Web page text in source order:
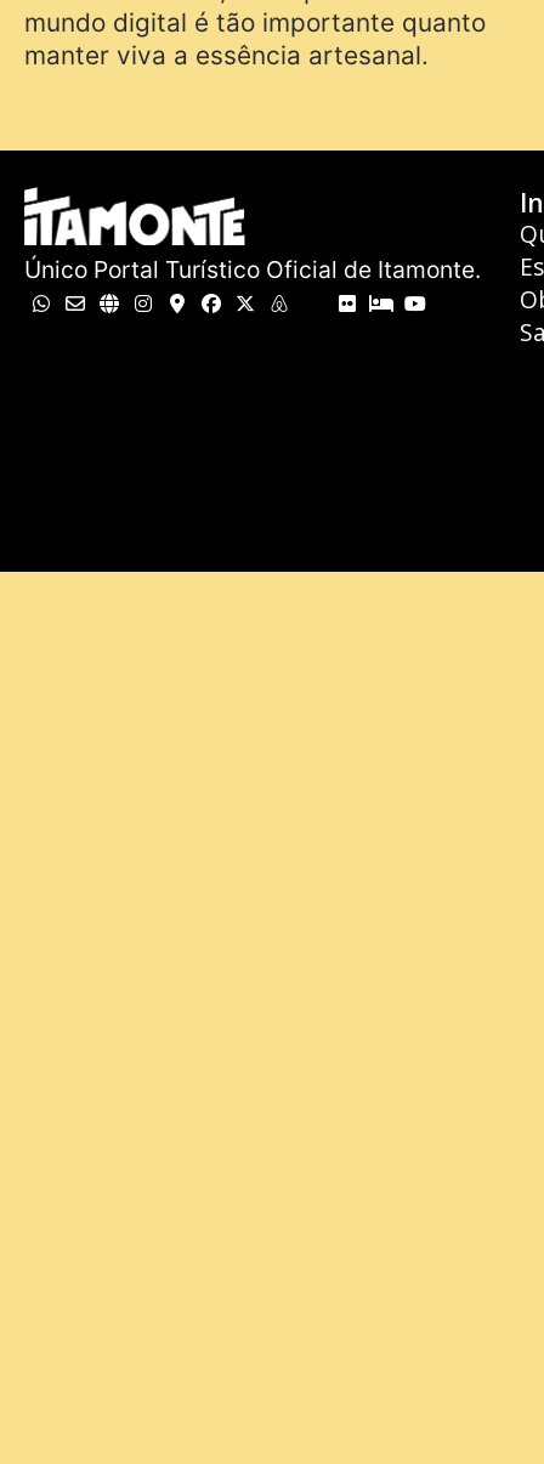
mundo digital é tão importante quanto
manter viva a essência artesanal.
Único Portal Turístico Oficial de Itamonte.